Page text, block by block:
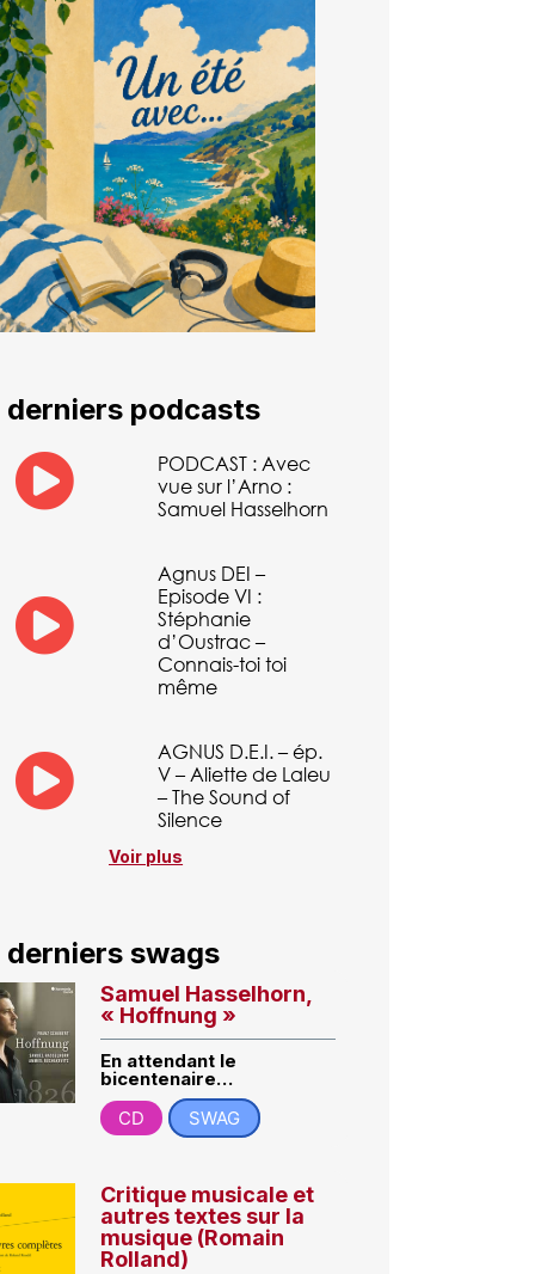
derniers podcasts
PODCAST : Avec
vue sur l’Arno :
Samuel Hasselhorn
Agnus DEI –
Episode VI :
Stéphanie
d’Oustrac –
Connais-toi toi
même
AGNUS D.E.I. – ép.
V – Aliette de Laleu
– The Sound of
Silence
Voir plus
derniers swags
Samuel Hasselhorn,
« Hoffnung »
En attendant le
bicentenaire…
CD
SWAG
Critique musicale et
autres textes sur la
musique (Romain
Rolland)